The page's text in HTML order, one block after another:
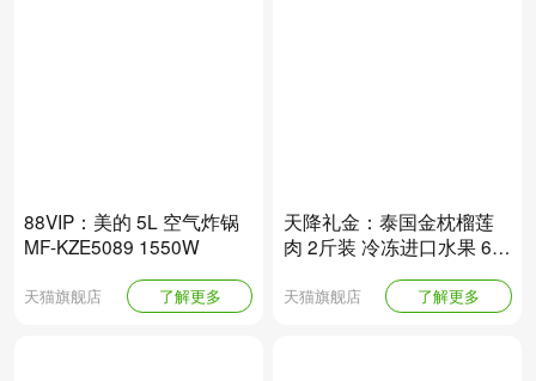
88VIP：美的 5L 空气炸锅
MF-KZE5089 1550W
天猫旗舰店 了解更多
天降礼金：泰国金枕榴莲
肉 2斤装 冷冻进口水果 6A
天猫旗舰店 了解更多